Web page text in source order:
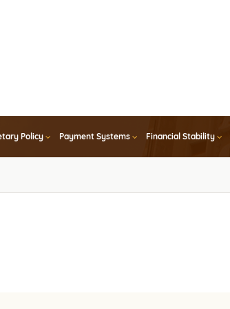
Policy Payment Systems Financial Stability